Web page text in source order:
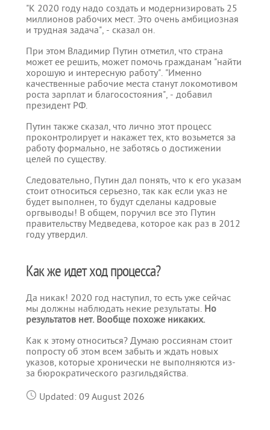
"К 2020 году надо создать и модернизировать 25
миллионов рабочих мест. Это очень амбициозная
и трудная задача", - сказал он.
При этом Владимир Путин отметил, что страна
может ее решить, может помочь гражданам "найти
хорошую и интересную работу". "Именно
качественные рабочие места станут локомотивом
роста зарплат и благосостояния", - добавил
президент РФ.
Путин также сказал, что лично этот процесс
проконтролирует и накажет тех, кто возьмется за
работу формально, не заботясь о достижении
целей по существу.
Следовательно, Путин дал понять, что к его указам
стоит относиться серьезно, так как если указ не
будет выполнен, то будут сделаны кадровые
оргвыводы! В общем, поручил все это Путин
правительству Медведева, которое как раз в 2012
году утвердил.
Как же идет ход процесса?
Да никак! 2020 год наступил, то есть уже сейчас
мы должны наблюдать некие результаты. Но
результатов нет. Вообще похоже никаких.
Как к этому относиться? Думаю россиянам стоит
попросту об этом всем забыть и ждать новых
указов, которые хронически не выполняются из-
за бюрократического разгильдяйства.
Updated: 09 August 2026